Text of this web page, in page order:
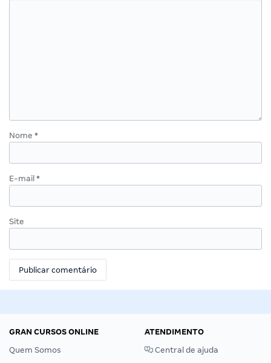
Nome *
E-mail *
Site
GRAN CURSOS ONLINE
Quem Somos
ATENDIMENTO
Central de ajuda